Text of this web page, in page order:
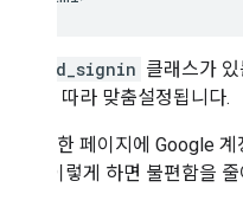
g_id_signin 클래스가
수에 따라 맞춤설정됩니다.
동일한 페이지에 Google
요. 이렇게 하면 불편함을